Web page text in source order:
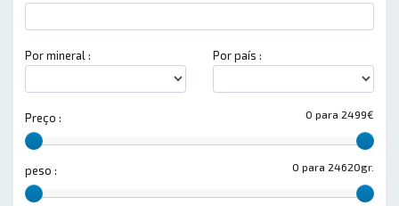
Por mineral : Por país :
0 para 2499€
Preço :
0 para 24620gr.
peso :